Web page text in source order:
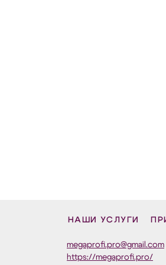
НАШИ УСЛУГИ
megaprofi.pro@gmail.com
https://megaprofi.pro/